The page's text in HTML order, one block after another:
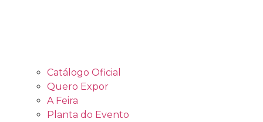
Catálogo Oficial
Quero Expor
A Feira
Planta do Evento